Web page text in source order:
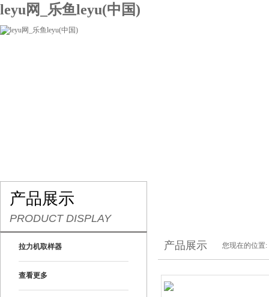
leyu网_乐鱼leyu(中国)
产品展示
PRODUCT DISPLAY
拉力机取样器
查看更多
产品展示 您现在的位置: